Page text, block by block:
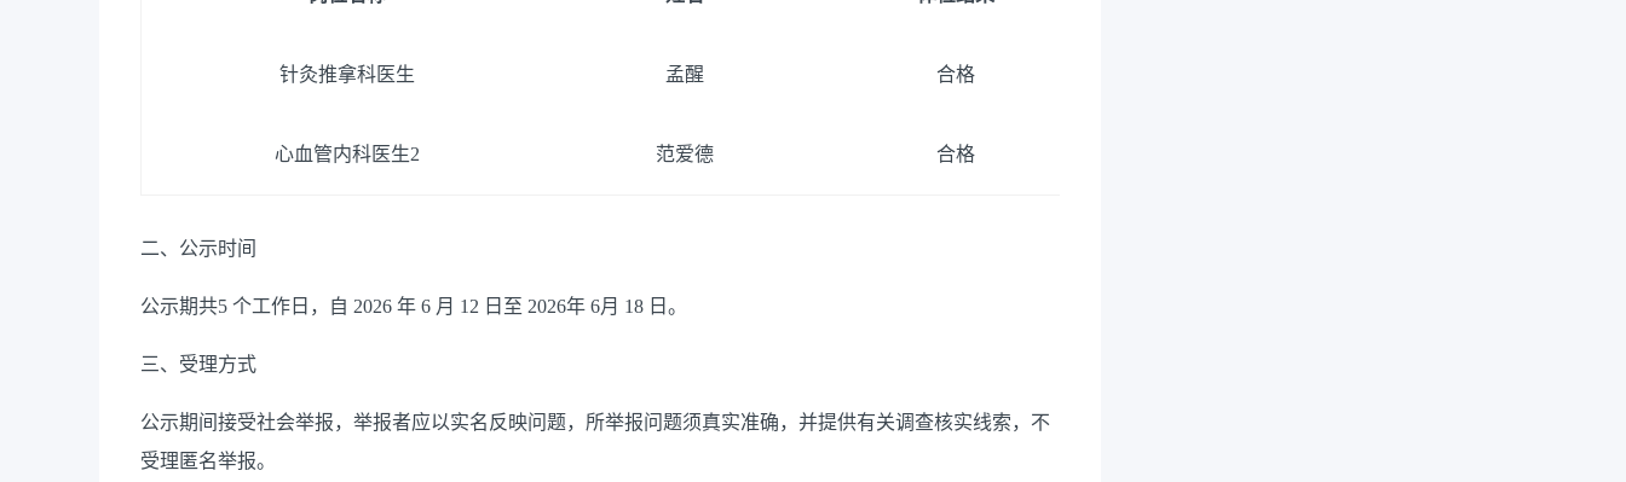
针灸推拿科医生 孟醒 合格
心血管内科医生2 范爱德 合格
二、公示时间
公示期共5 个工作日，自 2026 年 6 月 12 日至 2026年 6月 18 日。
三、受理方式
公示期间接受社会举报，举报者应以实名反映问题，所举报问题须真实准确，并提供有关调查核实线索，不
受理匿名举报。